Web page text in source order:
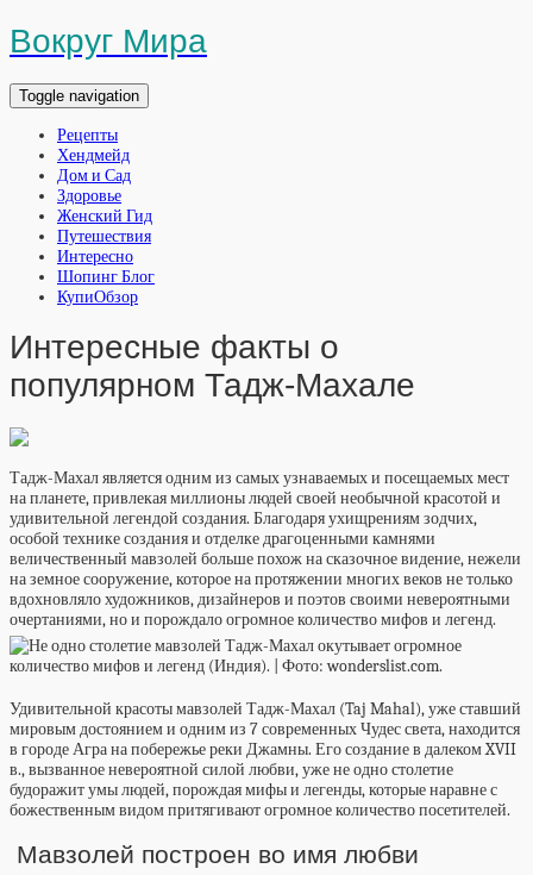
Вокруг Мира
Toggle navigation
Рецепты
Хендмейд
Дом и Сад
Здоровье
Женский Гид
Путешествия
Интересно
Шопинг Блог
КупиОбзор
Интересные факты о
популярном Тадж-Махале
Тадж-Махал является одним из самых узнаваемых и посещаемых мест
на планете, привлекая миллионы людей своей необычной красотой и
удивительной легендой создания. Благодаря ухищрениям зодчих,
особой технике создания и отделке драгоценными камнями
величественный мавзолей больше похож на сказочное видение, нежели
на земное сооружение, которое на протяжении многих веков не только
вдохновляло художников, дизайнеров и поэтов своими невероятными
очертаниями, но и порождало огромное количество мифов и легенд.
Удивительной красоты мавзолей Тадж-Махал (Taj Mahal), уже ставший
мировым достоянием и одним из 7 современных Чудес света, находится
в городе Агра на побережье реки Джамны. Его создание в далеком XVII
в., вызванное невероятной силой любви, уже не одно столетие
будоражит умы людей, порождая мифы и легенды, которые наравне с
божественным видом притягивают огромное количество посетителей.
Мавзолей построен во имя любви